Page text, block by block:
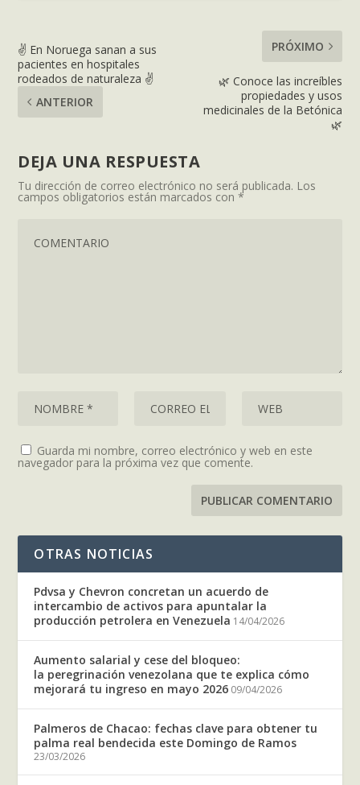
✌ En Noruega sanan a sus
pacientes en hospitales
rodeados de naturaleza ✌
ANTERIOR
PRÓXIMO
🌿 Conoce las increíbles
propiedades y usos
medicinales de la Betónica
🌿
DEJA UNA RESPUESTA
Tu dirección de correo electrónico no será publicada. Los
campos obligatorios están marcados con*
Guarda mi nombre, correo electrónico y web en este
navegador para la próxima vez que comente.
OTRAS NOTICIAS
Pdvsa y Chevron concretan un acuerdo de
intercambio de activos para apuntalar la
producción petrolera en Venezuela 14/04/2026
Aumento salarial y cese del bloqueo:
la peregrinación venezolana que te explica cómo
mejorará tu ingreso en mayo 2026 09/04/2026
Palmeros de Chacao: fechas clave para obtener tu
palma real bendecida este Domingo de Ramos
23/03/2026